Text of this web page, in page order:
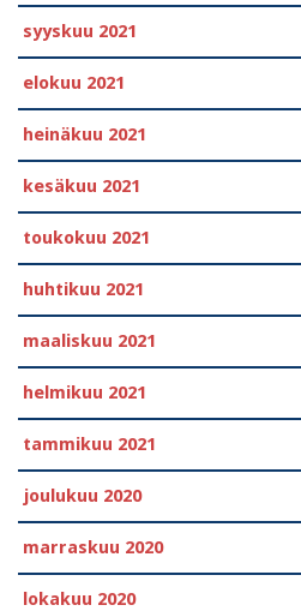
syyskuu 2021
elokuu 2021
heinäkuu 2021
kesäkuu 2021
toukokuu 2021
huhtikuu 2021
maaliskuu 2021
helmikuu 2021
tammikuu 2021
joulukuu 2020
marraskuu 2020
lokakuu 2020